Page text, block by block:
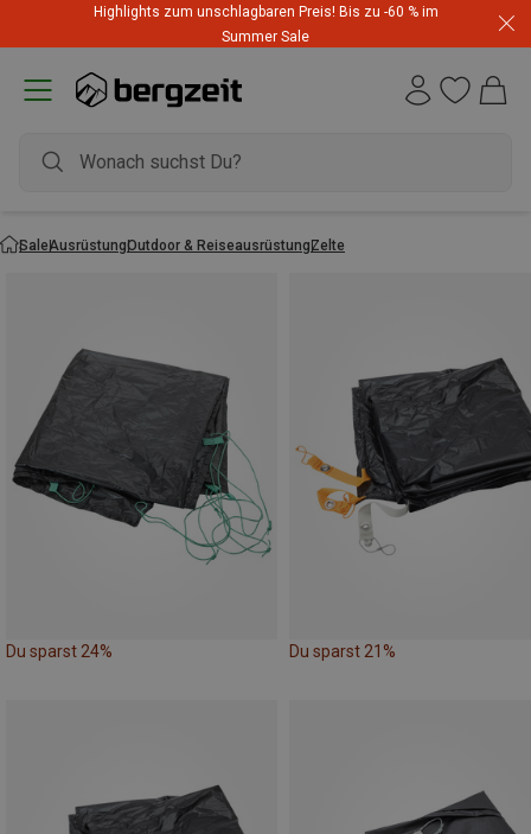
Highlights zum unschlagbaren Preis! Bis zu -60 % im
Summer Sale
SaleAusrüstungOutdoor & ReiseausrüstungZelte
Du sparst 24% Du sparst 21%